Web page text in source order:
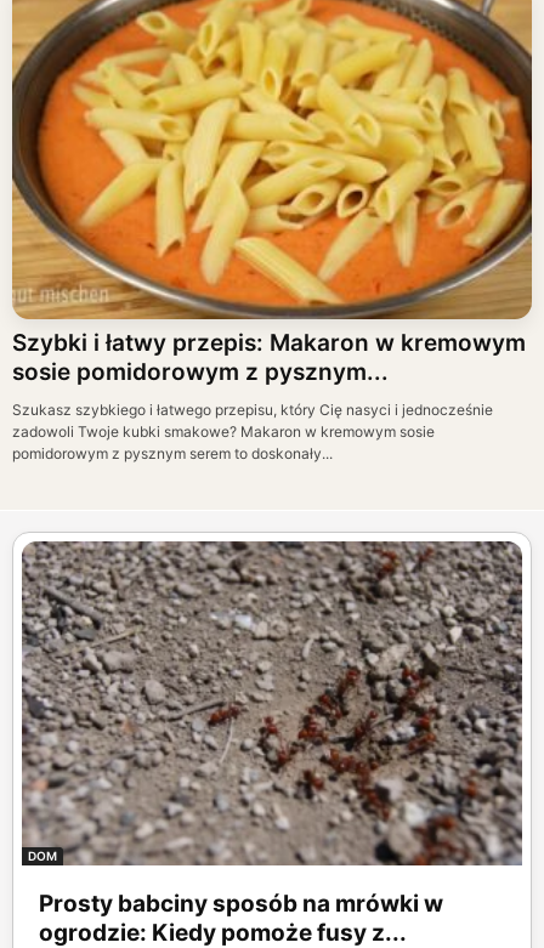
Szybki i łatwy przepis: Makaron w kremowym
sosie pomidorowym z pysznym...
Szukasz szybkiego i łatwego przepisu, który Cię nasyci i jednocześnie
zadowoli Twoje kubki smakowe? Makaron w kremowym sosie
pomidorowym z pysznym serem to doskonały...
DOM
Prosty babciny sposób na mrówki w
ogrodzie: Kiedy pomoże fusy z...